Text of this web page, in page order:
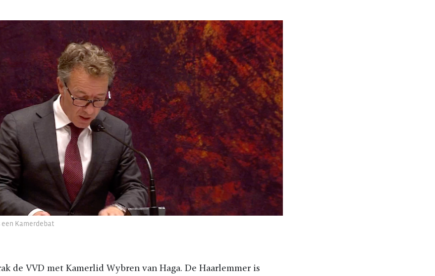
Kamerdebat
de VVD met Kamerlid Wybren van Haga. De Haarlemmer is